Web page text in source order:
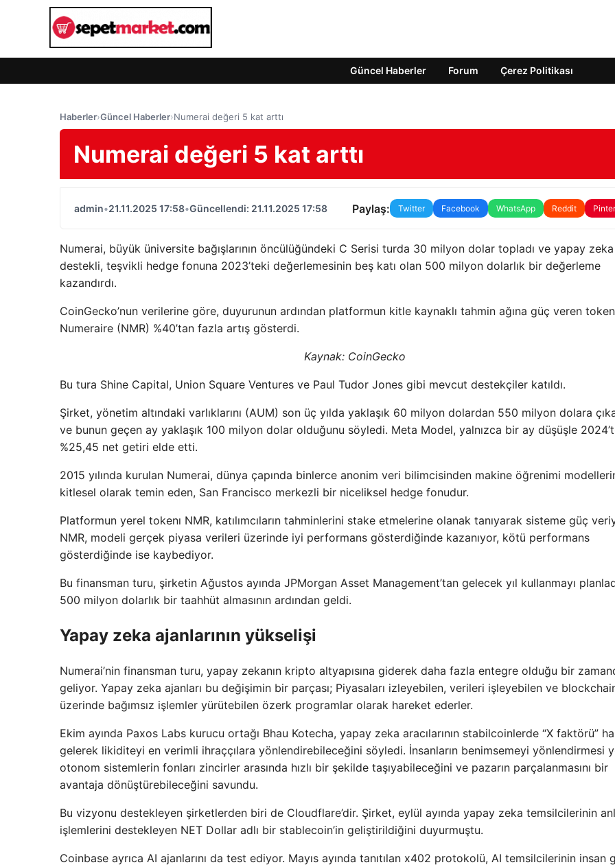
Güncel Haberler Forum Çerez Politikası
Haberler›Güncel Haberler›Numerai değeri 5 kat arttı
Numerai değeri 5 kat arttı
admin•21.11.2025 17:58•Güncellendi: 21.11.2025 17:58 Paylaş: Twitter Facebook WhatsApp Reddit
Numerai, büyük üniversite bağışlarının öncülüğündeki C Serisi turda 30 milyon dolar topladı ve yapay zeka
destekli, teşvikli hedge fonuna 2023’teki değerlemesinin beş katı olan 500 milyon dolarlık bir değerleme
kazandırdı.
CoinGecko’nun verilerine göre, duyurunun ardından platformun kitle kaynaklı tahmin ağına güç veren token
Numeraire (NMR) %40’tan fazla artış gösterdi.
Kaynak: CoinGecko
Bu tura Shine Capital, Union Square Ventures ve Paul Tudor Jones gibi mevcut destekçiler katıldı.
Şirket, yönetim altındaki varlıklarını (AUM) son üç yılda yaklaşık 60 milyon dolardan 550 milyon dolara
ve bunun geçen ay yaklaşık 100 milyon dolar olduğunu söyledi. Meta Model, yalnızca bir ay düşüşle
%25,45 net getiri elde etti.
2015 yılında kurulan Numerai, dünya çapında binlerce anonim veri bilimcisinden makine öğrenimi
kitlesel olarak temin eden, San Francisco merkezli bir niceliksel hedge fonudur.
Platformun yerel tokenı NMR, katılımcıların tahminlerini stake etmelerine olanak tanıyarak sisteme güç
NMR, modeli gerçek piyasa verileri üzerinde iyi performans gösterdiğinde kazanıyor, kötü performans
gösterdiğinde ise kaybediyor.
Bu finansman turu, şirketin Ağustos ayında JPMorgan Asset Management’tan gelecek yıl kullanmayı
500 milyon dolarlık bir taahhüt almasının ardından geldi.
Yapay zeka ajanlarının yükselişi
Numerai’nin finansman turu, yapay zekanın kripto altyapısına giderek daha fazla entegre olduğu bir
geliyor. Yapay zeka ajanları bu değişimin bir parçası; Piyasaları izleyebilen, verileri işleyebilen ve
üzerinde bağımsız işlemler yürütebilen özerk programlar olarak hareket ederler.
Ekim ayında Paxos Labs kurucu ortağı Bhau Kotecha, yapay zeka aracılarının stabilcoinlerde “X faktörü”
gelerek likiditeyi en verimli ihraççılara yönlendirebileceğini söyledi. İnsanların benimsemeyi yönlendirmesi
otonom sistemlerin fonları zincirler arasında hızlı bir şekilde taşıyabileceğini ve pazarın parçalanmasını bir
avantaja dönüştürebileceğini savundu.
Bu vizyonu destekleyen şirketlerden biri de Cloudflare’dir. Şirket, eylül ayında yapay zeka temsilcilerinin
işlemlerini destekleyen NET Dollar adlı bir stablecoin’in geliştirildiğini duyurmuştu.
Coinbase ayrıca AI ajanlarını da test ediyor. Mayıs ayında tanıtılan x402 protokolü, AI temsilcilerinin insan